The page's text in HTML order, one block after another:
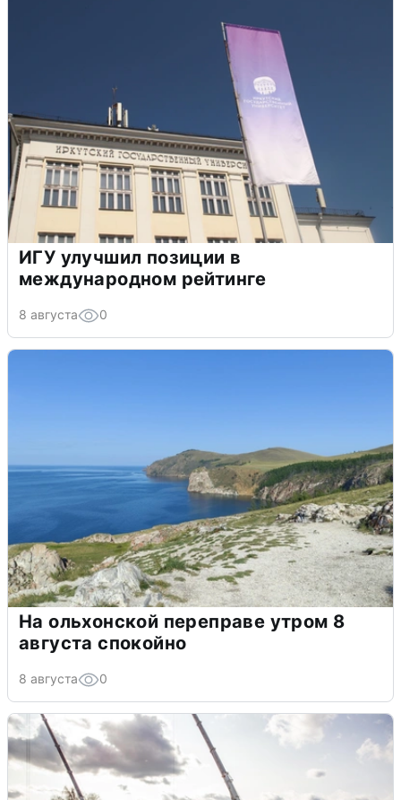
ИГУ улучшил позиции в
международном рейтинге
8 августа 0
На ольхонской переправе утром 8
августа спокойно
8 августа 0